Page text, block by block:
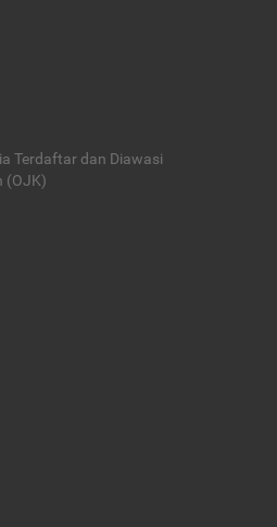
Terdaftar dan Diawasi
(OJK)